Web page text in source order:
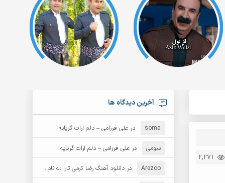
2,271
آخرین دیدگاه ها
soma درعلی فرزامی – دلم ارات گریایه
سومی درعلی فرزامی – دلم ارات گریایه
Arezoo دردانلود آهنگ رضا کرمی تارا به نام قمار